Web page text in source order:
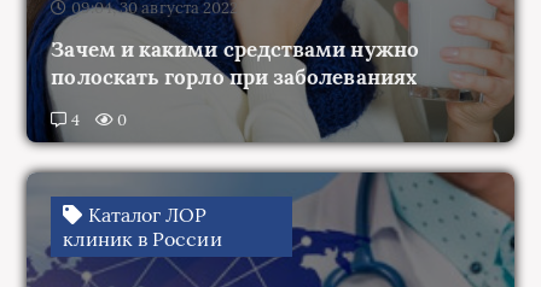
Зачем и какими средствами нужно
полоскать горло при заболеваниях
4 0
Каталог ЛОР
клиник в России